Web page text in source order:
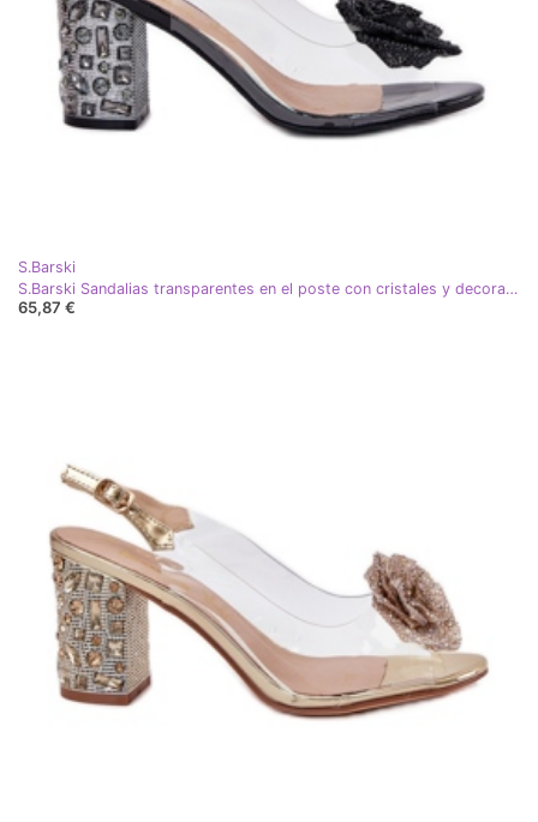
S.Barski
S.Barski Sandalias transparentes en el poste con cristales y decoración MR51-702 Negro
65,87 €